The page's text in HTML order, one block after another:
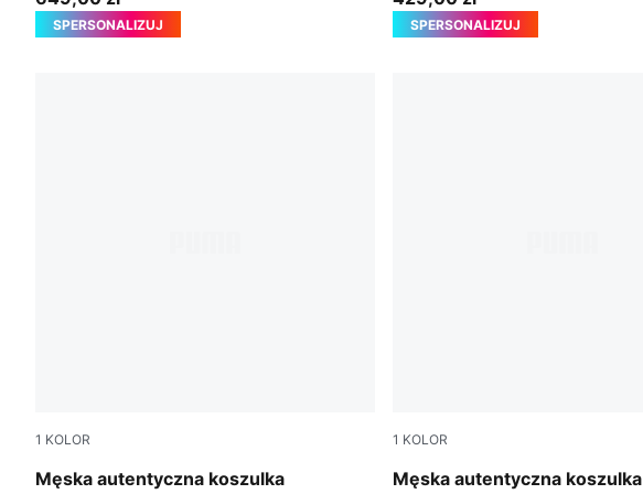
SPERSONALIZUJ SPERSONALIZUJ
1 KOLOR
Męska autentyczna koszulka
PUMA Black-Flaxen
1 KOLOR
Męska autentyczna koszulka
PUMA White-Victory Gold